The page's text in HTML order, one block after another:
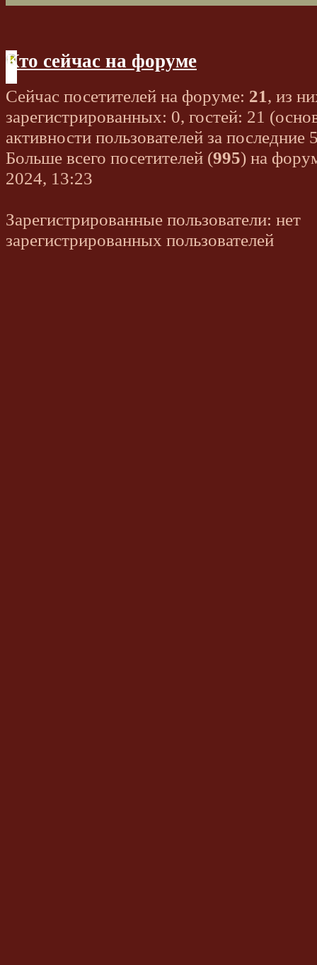
Кто сейчас на форуме
Сейчас посетителей на форуме: 21, из
зарегистрированных: 0, гостей: 21
активности пользователей за последние
Больше всего посетителей (995) на
2024, 13:23
Зарегистрированные пользователи: нет
зарегистрированных пользователей